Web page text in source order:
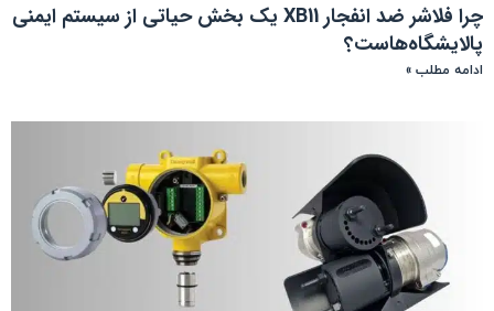
چرا فلاشر ضد انفجار XB11 یک بخش حیاتی از سیستم ایمنی
پالایشگاه‌هاست؟
ادامه مطلب »